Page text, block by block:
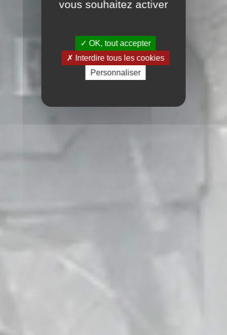
vous souhaitez activer
OK, tout accepter
Interdire tous les cookies
Personnaliser